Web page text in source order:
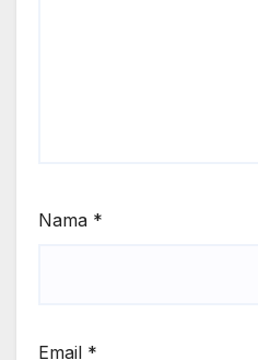
Nama *
Email *